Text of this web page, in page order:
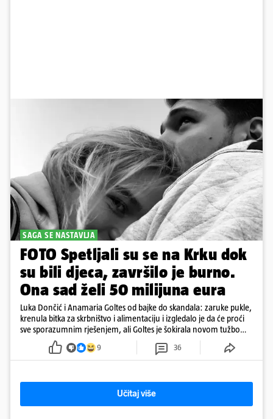
SAGA SE NASTAVLJA
FOTO Spetljali su se na Krku dok
su bili djeca, završilo je burno.
Ona sad želi 50 milijuna eura
Luka Dončić i Anamaria Goltes od bajke do skandala: zaruke pukle,
krenula bitka za skrbništvo i alimentaciju i izgledalo je da će proći
sve sporazumnim rješenjem, ali Goltes je šokirala novom tužbom
u Sloveniji
9 36
Učitaj više